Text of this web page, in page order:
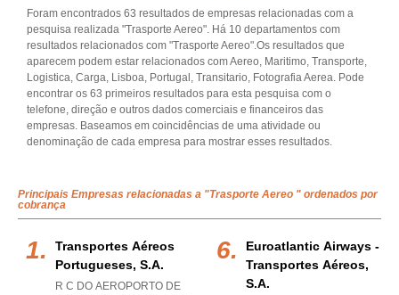
Foram encontrados 63 resultados de empresas relacionadas com a
pesquisa realizada "Trasporte Aereo". Há 10 departamentos com
resultados relacionados com "Trasporte Aereo".Os resultados que
aparecem podem estar relacionados com Aereo, Maritimo, Transporte,
Logistica, Carga, Lisboa, Portugal, Transitario, Fotografia Aerea. Pode
encontrar os 63 primeiros resultados para esta pesquisa com o
telefone, direção e outros dados comerciais e financeiros das
empresas. Baseamos em coincidências de uma atividade ou
denominação de cada empresa para mostrar esses resultados.
Principais Empresas relacionadas a "Trasporte Aereo " ordenados por
cobrança
Transportes Aéreos
Portugueses, S.a.
R C DO AEROPORTO DE
Euroatlantic Airways -
Transportes Aéreos,
S.a.